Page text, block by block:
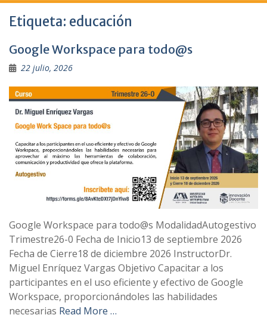
f
o
r
Etiqueta: educación
Google Workspace para todo@s
22 julio, 2026
Google Workspace para todo@s ModalidadAutogestivo
Trimestre26-0 Fecha de Inicio13 de septiembre 2026
Fecha de Cierre18 de diciembre 2026 InstructorDr.
Miguel Enríquez Vargas Objetivo Capacitar a los
participantes en el uso eficiente y efectivo de Google
Workspace, proporcionándoles las habilidades
necesarias Read More …